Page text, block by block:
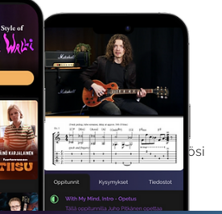
Ilmaiseksi
saat koko sisältömme käyttöösi
viikon ajaksi.